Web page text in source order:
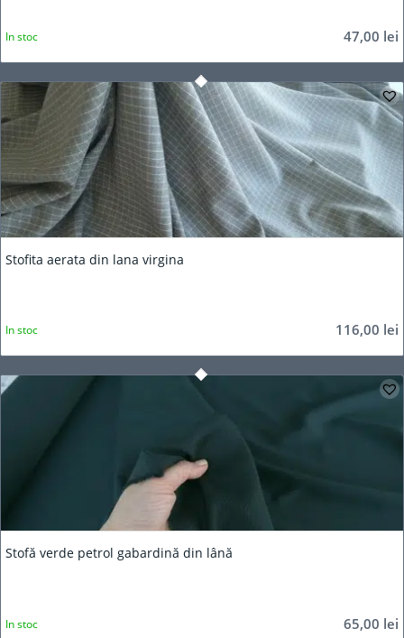
47,00 lei
In stoc
Stofita aerata din lana virgina
116,00 lei
In stoc
Stofă verde petrol gabardină din lână
65,00 lei
In stoc